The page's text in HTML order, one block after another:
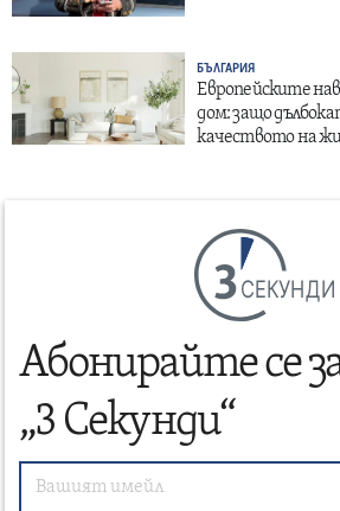
БЪЛГАРИЯ
Европейските
дом: защо
качеството на
СЕКУНДИ
Абонирайте се
„3 Секунди“